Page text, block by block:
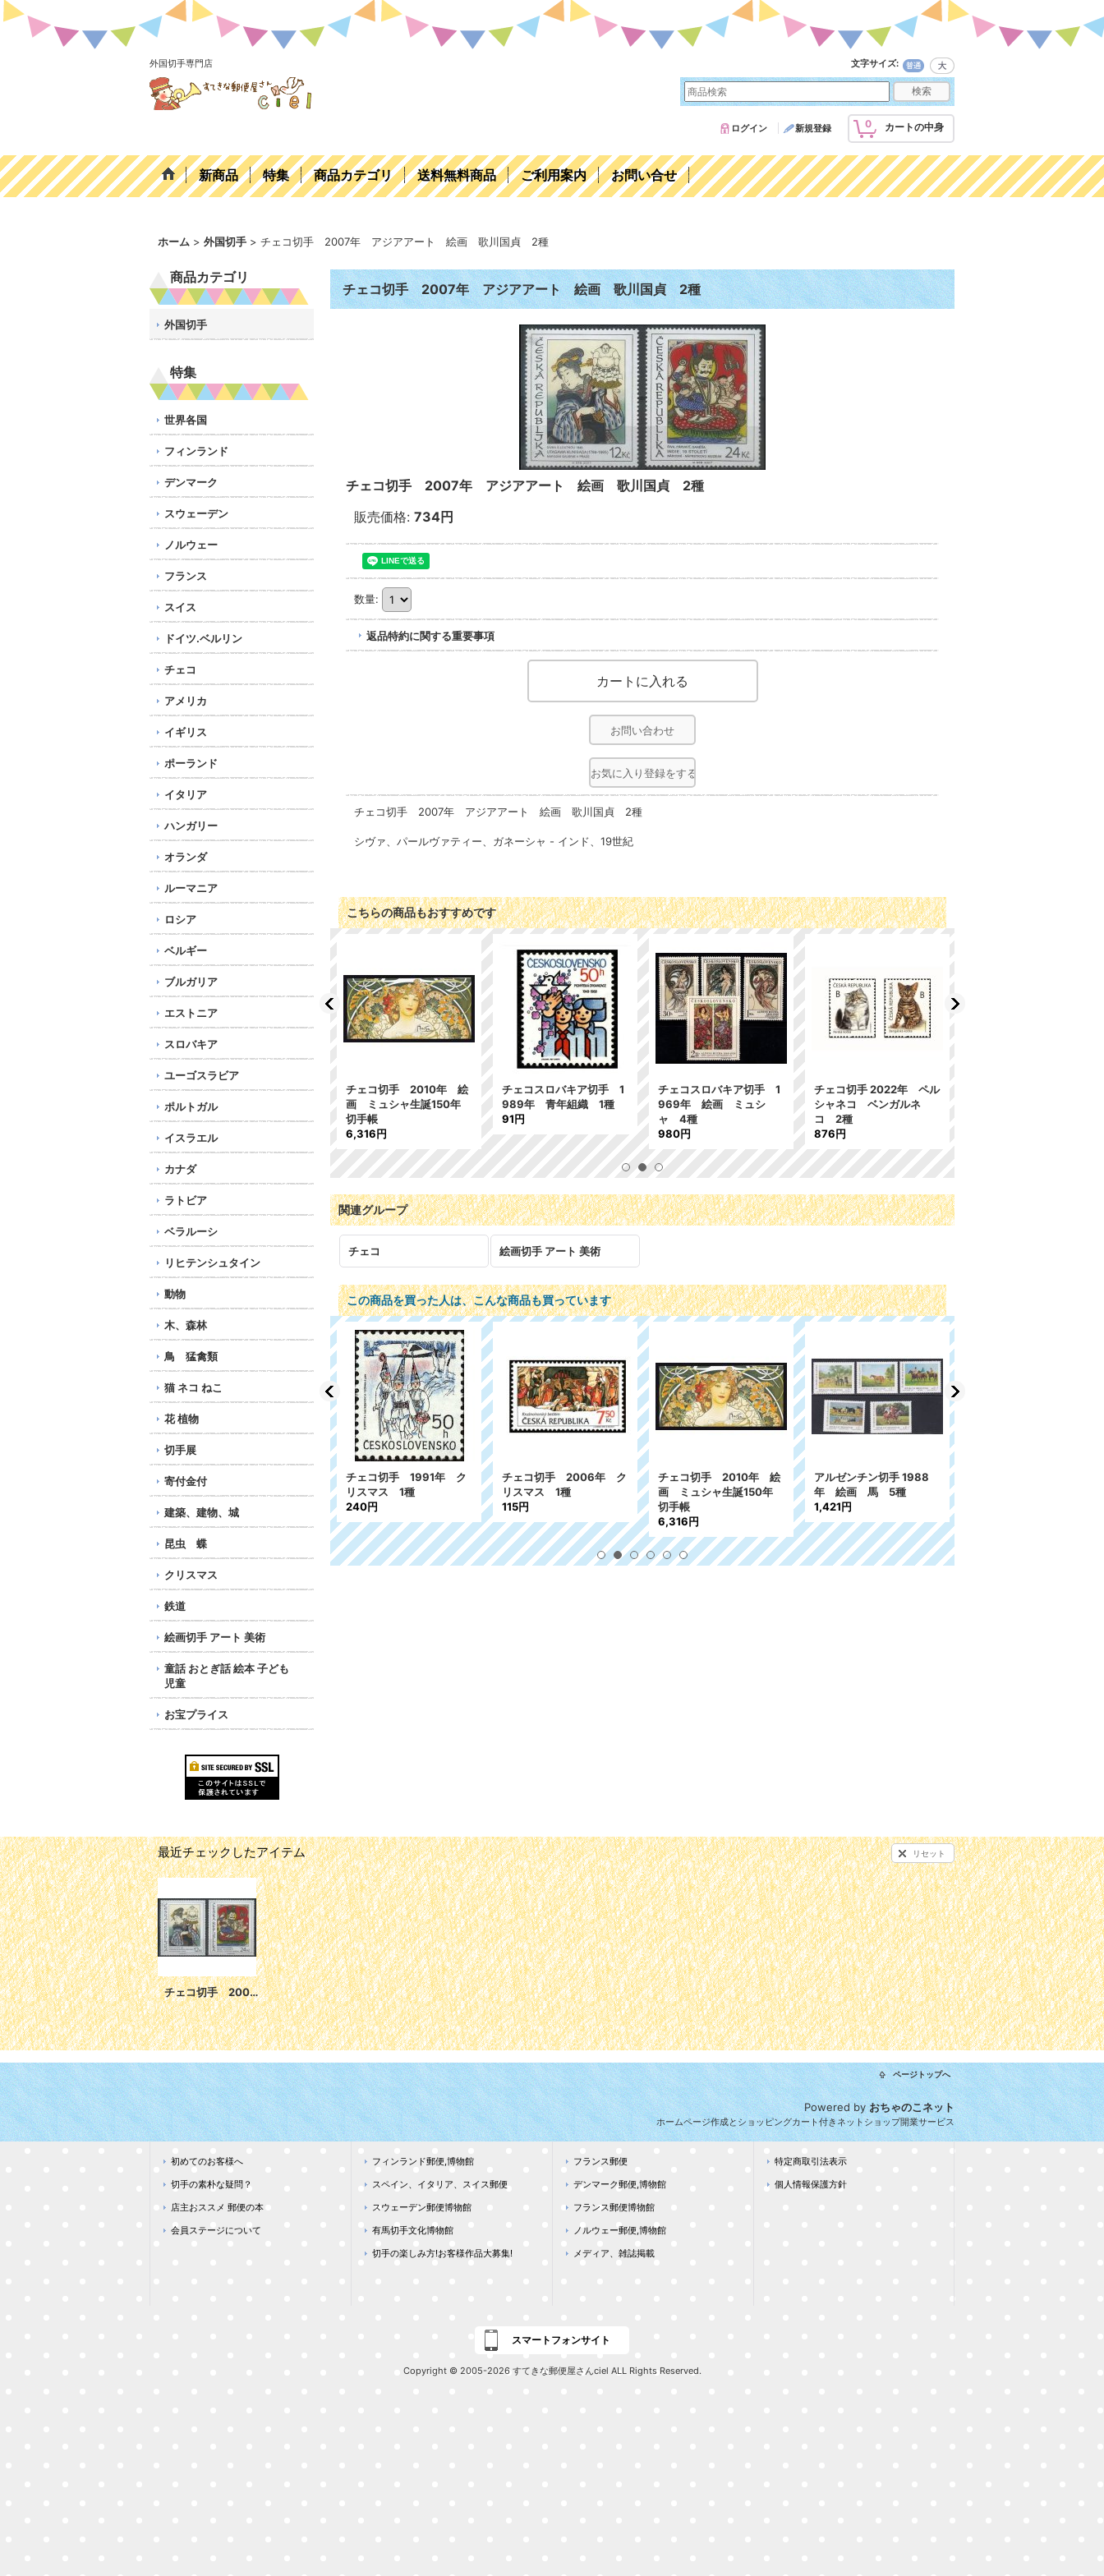
外国切手専門店 文字サイズ:
0 カートの中身
ログイン 新規登録
新商品 特集 商品カテゴリ 送料無料商品 ご利用案内 お問い合せ
ホーム > 外国切手 > チェコ切手 2007年 アジアアート 絵画 歌川国貞 2種
商品カテゴリ
外国切手
特集
世界各国
フィンランド
デンマーク
スウェーデン
ノルウェー
フランス
スイス
ドイツ.ベルリン
チェコ
アメリカ
イギリス
ポーランド
イタリア
ハンガリー
オランダ
ルーマニア
ロシア
ベルギー
ブルガリア
エストニア
スロバキア
ユーゴスラビア
ポルトガル
イスラエル
カナダ
ラトビア
ベラルーシ
リヒテンシュタイン
動物
木、森林
鳥 猛禽類
猫 ネコ ねこ
花 植物
切手展
寄付金付
建築、建物、城
昆虫 蝶
クリスマス
鉄道
絵画切手 アート 美術
童話 おとぎ話 絵本 子ども
児童
お宝プライス
チェコ切手 2007年 アジアアート 絵画 歌川国貞 2種
チェコ切手 2007年 アジアアート 絵画 歌川国貞 2種
販売価格: 734円
数量:
返品特約に関する重要事項
お問い合わせ
お気に入り登録をする
チェコ切手 2007年 アジアアート 絵画 歌川国貞 2種
シヴァ、パールヴァテ​​ィー、ガネーシャ - インド、19世紀
こちらの商品もおすすめです
チェコ切手 1991年 ク
チェコ切手 1998年 ク
リスマス 2種
713円
チェコ切手 2010年 絵
画 ミュシャ生誕150年
切手帳
6,316円
チェコスロバキア切手 1
989年 青年組織 1種
91円
チェコスロバキア切手 1
969年 絵画 ミュシ
ャ 4種
980円
チェコ切手 2022年 ペル
シャネコ ベンガルネ
コ 2種
876円
関連グループ
チェコ 絵画切手 アート 美術
この商品を買った人は、こんな商品も買っています
チェコ切手 1995年 ク
178円
チェコ切手 1991年 ク
リスマス 1種
240円
チェコ切手 2006年 ク
リスマス 1種
115円
チェコ切手 2010年 絵
画 ミュシャ生誕150年
切手帳
6,316円
アルゼンチン切手 1988
年 絵画 馬 5種
1,421円
最近チェックしたアイテム リセット
チェコ切手 2007年 アジアアート 絵画 歌川国貞 2種
ページトップへ
Powered byおちゃのこネット
ホームページ作成とショッピングカート付きネットショップ開業サービス
初めてのお客様へ
切手の素朴な疑問？
店主おススメ 郵便の本
会員ステージについて
フィンランド郵便,博物館
スペイン、イタリア、スイス郵便
スウェーデン郵便博物館
有馬切手文化博物館
切手の楽しみ方!お客様作品大募集!
フランス郵便
デンマーク郵便,博物館
フランス郵便博物館
ノルウェー郵便,博物館
メディア、雑誌掲載
特定商取引法表示
個人情報保護方針
スマートフォンサイト
Copyright © 2005-2026 すてきな郵便屋さんciel ALL Rights Reserved.